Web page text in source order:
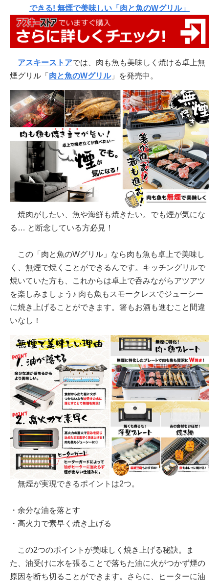
できる! 無煙で美味しい「肉と魚のWグリル」
アスキーストアでは、肉も魚も美味しく焼ける卓上無
煙グリル「 肉と魚のWグリル」を発売中。
焼肉がしたい、魚や海鮮も焼きたい。でも煙が気にな
る… と断念している方必見！
この「肉と魚のWグリル」なら肉も魚も卓上で美味し
く、無煙で焼くことができるんです。キッチングリルで
焼いていた方も、これからは卓上で呑みながらアツアツ
を楽しみましょう♪ 肉も魚もスモークレスでジューシー
に焼き上げることができます。箸もお酒も進むこと間違
いなし！
無煙が実現できるポイントは2つ。
・余分な油を落とす
・高火力で素早く焼き上げる
この2つのポイントが美味しく焼き上げる秘訣。ま
た、油受けに水を張ることで落ちた油に火がつかず煙の
原因を断ち切ることができます。さらに、ヒーターに油